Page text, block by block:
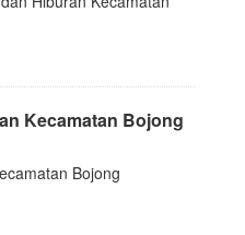
Kecamatan Bojong
Bojong